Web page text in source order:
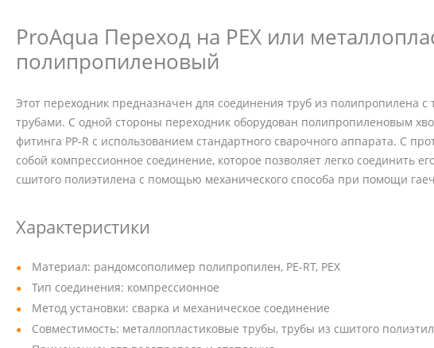
ProAqua Переход на PEX или
полипропиленовый
Этот переходник предназначен для соединения труб из полипропилена с
трубами. С одной стороны переходник оборудован полипропиленовым
фитинга PP-R с использованием стандартного сварочного аппарата. С
собой компрессионное соединение, которое позволяет легко соединить
сшитого полиэтилена с помощью механического способа при помощи
Характеристики
Материал: рандомсополимер полипропилен, PE-RT, PEX
Тип соединения: компрессионное
Метод установки: сварка и механическое соединение
Совместимость: металлопластиковые трубы, трубы из сшитого